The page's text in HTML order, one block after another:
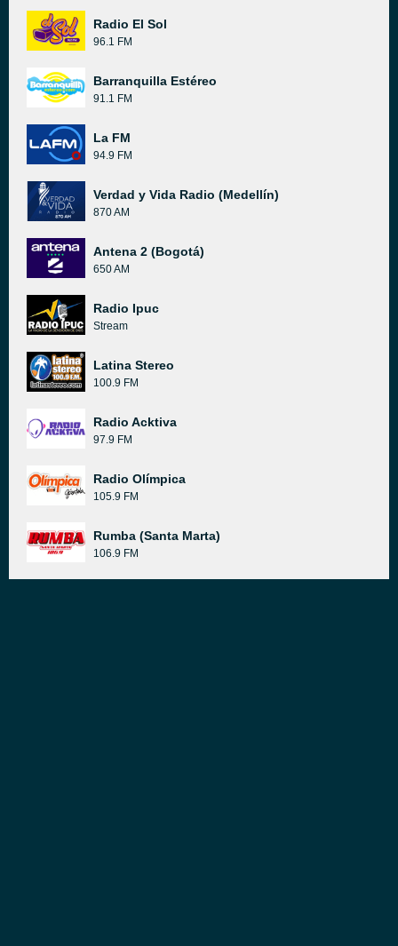
Radio El Sol
96.1 FM
Barranquilla Estéreo
91.1 FM
La FM
94.9 FM
Verdad y Vida Radio (Medellín)
870 AM
Antena 2 (Bogotá)
650 AM
Radio Ipuc
Stream
Latina Stereo
100.9 FM
Radio Acktiva
97.9 FM
Radio Olímpica
105.9 FM
Rumba (Santa Marta)
106.9 FM